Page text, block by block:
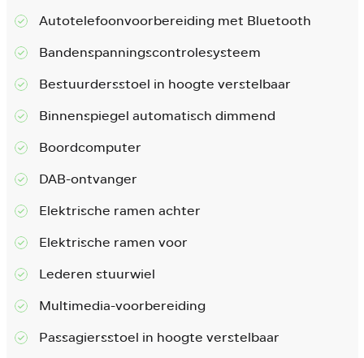
Autotelefoonvoorbereiding met Bluetooth
Bandenspanningscontrolesysteem
Bestuurdersstoel in hoogte verstelbaar
Binnenspiegel automatisch dimmend
Boordcomputer
DAB-ontvanger
Elektrische ramen achter
Elektrische ramen voor
Lederen stuurwiel
Multimedia-voorbereiding
Passagiersstoel in hoogte verstelbaar